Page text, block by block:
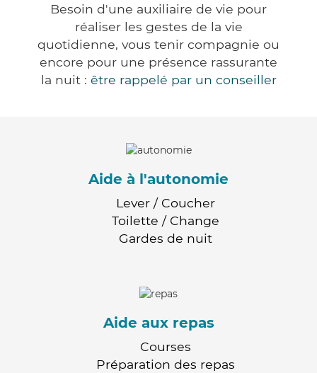
Besoin d'une auxiliaire de vie pour
réaliser les gestes de la vie
quotidienne, vous tenir compagnie ou
encore pour une présence rassurante
la nuit : être rappelé par un conseiller
Aide à l'autonomie
Lever / Coucher
Toilette / Change
Gardes de nuit
Aide aux repas
Courses
Préparation des repas